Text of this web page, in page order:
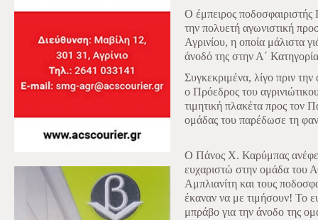
Ο έμπειρος
την πολυετή αγωνιστική
Αγρινίου, η οποία μάλιστα
άνοδό της στην Α΄
Συγκεκριμένα, λίγο πριν
ο Πρόεδρος του
τιμητική πλακέτα προς
ομάδας του παρέδωσε τη
Ο Πάνος Χ. Καρύμπας
ευχαριστώ στην ομάδα του
Αμπλιανίτη και τους
έκαναν να με τιμήσουν! Το
μπράβο για την άνοδο της